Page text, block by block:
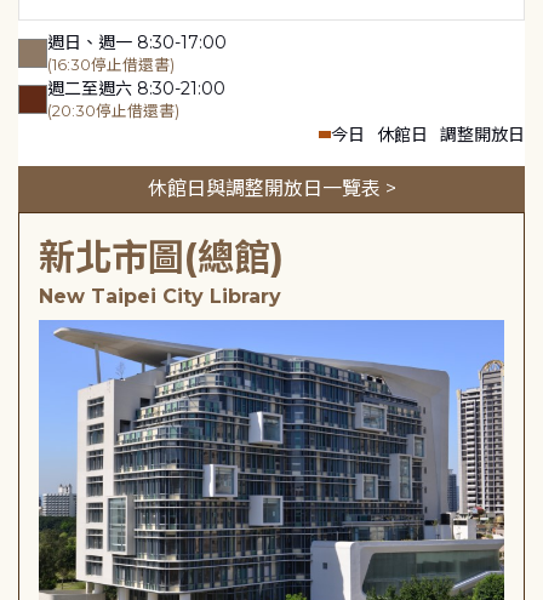
週日、週一 8:30-17:00
(16:30停止借還書)
週二至週六 8:30-21:00
(20:30停止借還書)
今日 休館日 調整開放日
休館日與調整開放日一覽表 >
新北市圖(總館)
New Taipei City Library